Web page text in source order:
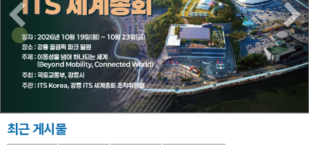
Previous
최근 게시물